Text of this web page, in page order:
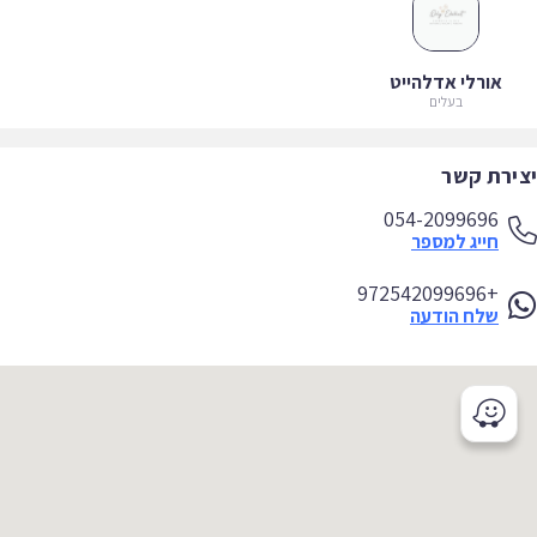
אורלי אדלהייט
בעלים
קשר
054-2099696
חייג למספר
+972542099696
שלח הודעה